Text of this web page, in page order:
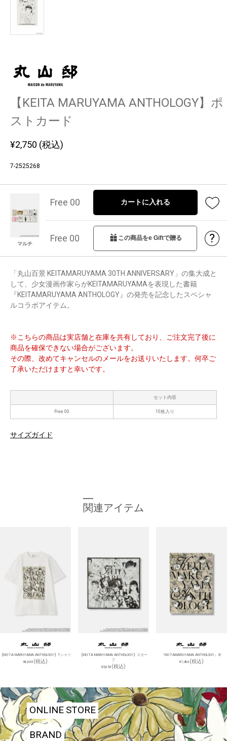
【KEITA MARUYAMA ANTHOLOGY】ポ
ストカード
¥2,750 (税込)
7-2525268
マルチ
Free 00 カートに入れる
Free 00 この商品をe Giftで贈る ?
「丸山百景 KEITAMARUYAMA 30TH ANNIVERSARY」の集大成と
して、少女漫画作家らがKEITAMARUYAMAを表現した書籍
『KEITAMARUYAMA ANTHOLOGY』の発売を記念したスペシャ
ルコラボアイテム。
※こちらの商品は実店舗と在庫を共有しており、ご注文完了後に
商品を確保できない場合がございます。
その際、改めてキャンセルのメールをお送りいたします。何卒ご
了承いただけますと幸いです。
セット内容
Free 00 10枚入り
サイズガイド
関連アイテム
【KEITA MARUYAMA ANTHOLOGY】Tシャツ
¥8,800 (税込)
【KEITA MARUYAMA ANTHOLOGY】スカー
フ
¥3,850 (税込)
『KEITAMARUYAMA ANTHOLOGY』本
¥7,480 (税込)
ONLINE STORE
BRAND